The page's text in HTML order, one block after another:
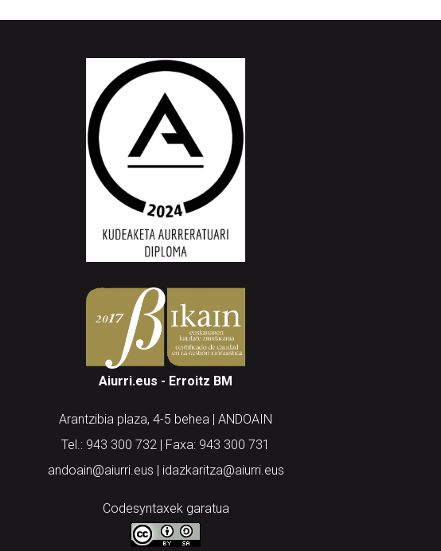
Aiurri.eus - Erroitz BM
Arantzibia plaza, 4-5 behea | ANDOAIN
Tel.: 943 300 732 | Faxa: 943 300 731
andoain@aiurri.eus | idazkaritza@aiurri.eus
Codesyntaxek garatua